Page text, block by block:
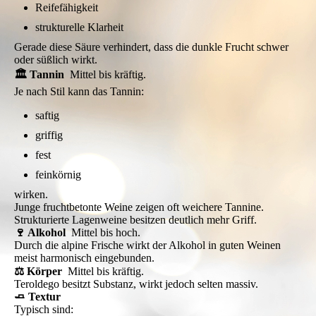
Reifefähigkeit
strukturelle Klarheit
Gerade diese Säure verhindert, dass die dunkle Frucht schwer
oder süßlich wirkt.
🏛️ Tannin Mittel bis kräftig.
Je nach Stil kann das Tannin:
saftig
griffig
fest
feinkörnig
wirken.
Junge fruchtbetonte Weine zeigen oft weichere Tannine.
Strukturierte Lagenweine besitzen deutlich mehr Griff.
🍷 Alkohol Mittel bis hoch.
Durch die alpine Frische wirkt der Alkohol in guten Weinen
meist harmonisch eingebunden.
⚖️ Körper Mittel bis kräftig.
Teroldego besitzt Substanz, wirkt jedoch selten massiv.
🧈 Textur
Typisch sind: